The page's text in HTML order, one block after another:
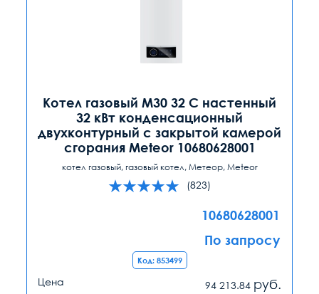
Котел газовый M30 32 C настенный
32 кВт конденсационный
двухконтурный с закрытой камерой
сгорания Meteor 10680628001
котел газовый, газовый котел, Метеор, Meteor
(823)
10680628001
По запросу
Код: 853499
Цена 94 213.84 руб.